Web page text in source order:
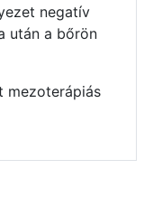
negatív
után a bőrön
mezoterápiás